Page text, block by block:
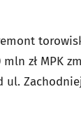
zł MPK
ul.